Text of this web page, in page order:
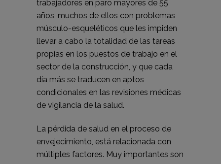
trabajadores en paro mayores de 55
años, muchos de ellos con problemas
músculo-esqueléticos que les impiden
llevar a cabo la totalidad de las tareas
propias en los puestos de trabajo en el
sector de la construcción, y que cada
día más se traducen en aptos
condicionales en las revisiones médicas
de vigilancia de la salud.
La pérdida de salud en el proceso de
envejecimiento, está relacionada con
múltiples factores. Muy importantes son